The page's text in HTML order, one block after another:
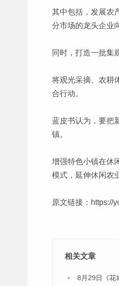
其中包括，发展农
分市场的龙头企业
同时，打造一批集
将观光采摘、农耕
合行动。
蓝皮书认为，要把
镇。
增强特色小镇在休
模式，延伸休闲农
原文链接： https://
相关文章
8月29日《花